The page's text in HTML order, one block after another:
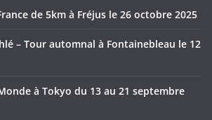
de 5km à Fréjus le 26 octobre 2025
– Tour automnal à Fontainebleau le 12
à Tokyo du 13 au 21 septembre